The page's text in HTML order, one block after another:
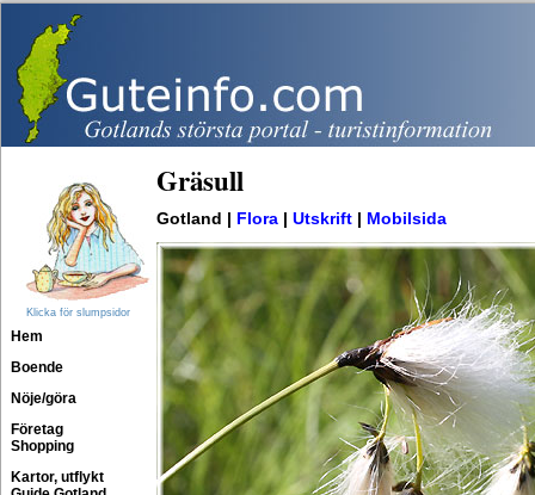
Klicka för slumpsidor
Hem
Boende
Nöje/göra
Företag
Shopping
Kartor, utflykt
Gräsull
Gotland | Flora Utskrift Mobilsida